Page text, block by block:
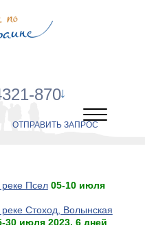
870
ОТПРАВИТЬ ЗАПРОС
Псел 05-10 июля
Стоход, Волынская
30 июля 2023, 6 дней